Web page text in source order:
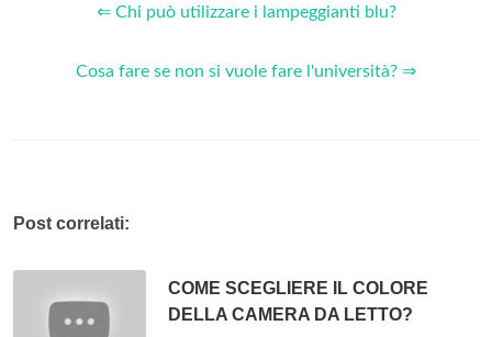
⇐ Chi può utilizzare i lampeggianti blu?
Cosa fare se non si vuole fare l'università? ⇒
Post correlati:
COME SCEGLIERE IL COLORE
DELLA CAMERA DA LETTO?